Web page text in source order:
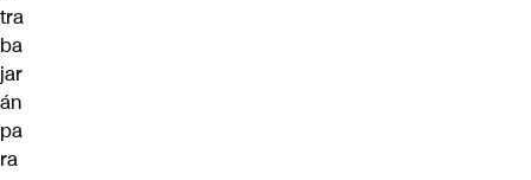
tra
ba
jar
án
pa
ra